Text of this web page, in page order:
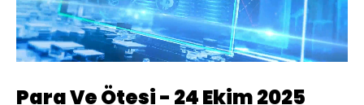
Sesi
Aç
Yüklendi:
0.69%
Oynatma
Hızı
Para Ve Ötesi - 24 Ekim 2025